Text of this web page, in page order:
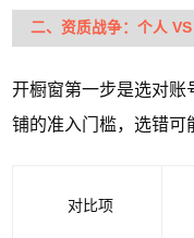
二、资质战争：个人
开橱窗第一步是选对
铺的准入门槛，选错可
对比项